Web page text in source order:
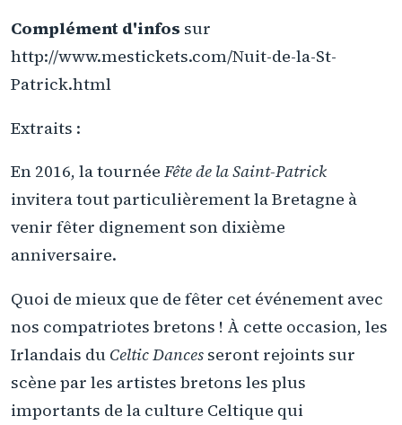
Complément d'infos sur
http://www.mestickets.com/Nuit-de-la-St-
Patrick.html
Extraits :
En 2016, la tournée Fête de la Saint-Patrick
invitera tout particulièrement la Bretagne à
venir fêter dignement son dixième
anniversaire.
Quoi de mieux que de fêter cet événement avec
nos compatriotes bretons ! À cette occasion, les
Irlandais du Celtic Dances seront rejoints sur
scène par les artistes bretons les plus
importants de la culture Celtique qui